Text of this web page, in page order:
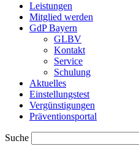
Leistungen
Mitglied werden
GdP Bayern
GLBV
Kontakt
Service
Schulung
Aktuelles
Einstellungstest
Vergünstigungen
Präventionsportal
Suche